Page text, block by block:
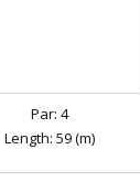
Par: 4
Length: 59 (m)